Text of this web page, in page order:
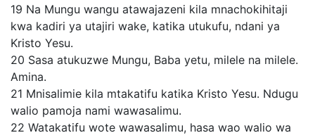
19 Na Mungu wangu atawajazeni kila mnachokihitaji
kwa kadiri ya utajiri wake, katika utukufu, ndani ya
Kristo Yesu.
20 Sasa atukuzwe Mungu, Baba yetu, milele na milele.
Amina.
21 Mnisalimie kila mtakatifu katika Kristo Yesu. Ndugu
walio pamoja nami wawasalimu.
22 Watakatifu wote wawasalimu, hasa wao walio wa